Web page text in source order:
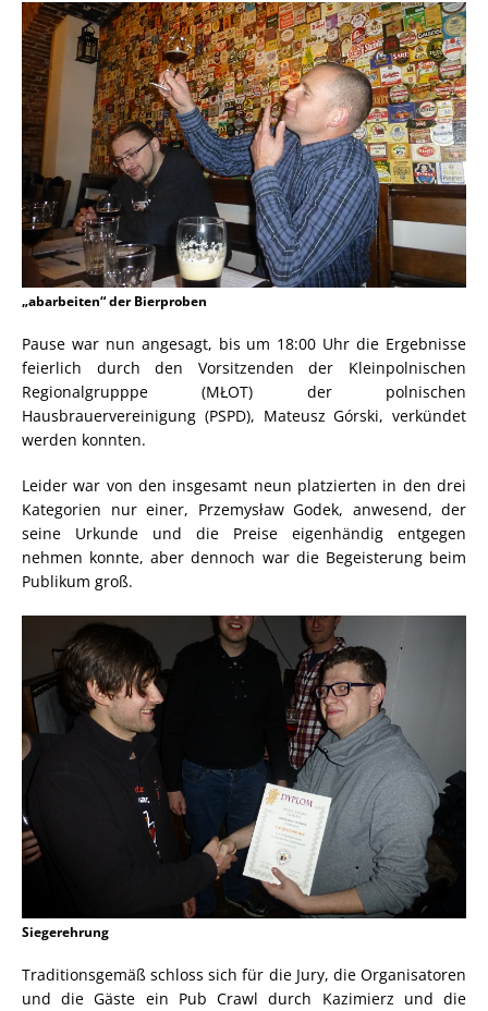
„abarbeiten“ der Bierproben
Pause war nun angesagt, bis um 18:00 Uhr die Ergebnisse
feierlich durch den Vorsitzenden der Kleinpolnischen
Regionalgrupppe (MŁOT) der polnischen
Hausbrauervereinigung (PSPD), Mateusz Górski, verkündet
werden konnten.
Leider war von den insgesamt neun platzierten in den drei
Kategorien nur einer, Przemysław Godek, anwesend, der
seine Urkunde und die Preise eigenhändig entgegen
nehmen konnte, aber dennoch war die Begeisterung beim
Publikum groß.
Siegerehrung
Traditionsgemäß schloss sich für die Jury, die Organisatoren
und die Gäste ein Pub Crawl durch Kazimierz und die